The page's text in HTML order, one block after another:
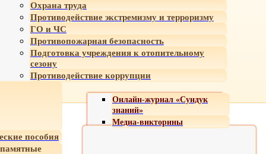
Охрана труда
Противодействие экстремизму и терроризму
ГО и ЧС
Противопожарная безопасность
Подготовка учреждения к отопительному
сезону
Противодействие коррупции
Онлайн-журнал «Сундук
знаний»
Медиа-викторины
пособия